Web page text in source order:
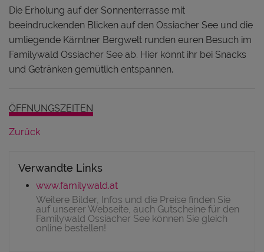
Die Erholung auf der Sonnenterrasse mit
beeindruckenden Blicken auf den Ossiacher See und die
umliegende Kärntner Bergwelt runden euren Besuch im
Familywald Ossiacher See ab. Hier könnt ihr bei Snacks
und Getränken gemütlich entspannen.
ÖFFNUNGSZEITEN
Zurück
Verwandte Links
www.familywald.at
Weitere Bilder, Infos und die Preise finden Sie
auf unserer Webseite, auch Gutscheine für den
Familywald Ossiacher See können Sie gleich
online bestellen!